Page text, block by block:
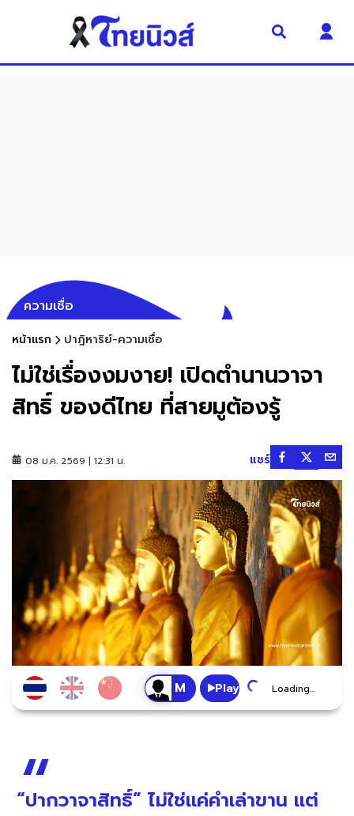
ความเชื่อ
หน้าแรก ปาฎิหาริย์-ความเชื่อ
ไม่ใช่เรื่องงมงาย! เปิดตำนานวาจา
สิทธิ์ ของดีไทย ที่สายมูต้องรู้
08 ม.ค. 2569 | 12:31 น. แชร์
Play Loading...
“ปากวาจาสิทธิ์” ไม่ใช่แค่คำเล่าขาน แต่